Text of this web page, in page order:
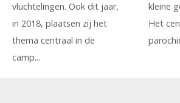
vluchtelingen. Ook dit jaar,
in 2018, plaatsen zij het
thema centraal in de
camp...
kleine
Het